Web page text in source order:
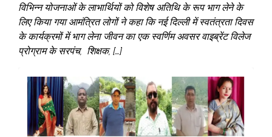
विभिन्न योजनाओं के लाभार्थियों को विशेष अतिथि के रूप भाग लेने के
लिए किया गया आमंत्रित लोगों ने कहा कि नई दिल्ली में स्वतंत्रता दिवस
के कार्यक्रमों में भाग लेना जीवन का एक स्वर्णिम अवसर वाइब्रेंट विलेज
प्रोग्राम के सरपंच, शिक्षक, […]